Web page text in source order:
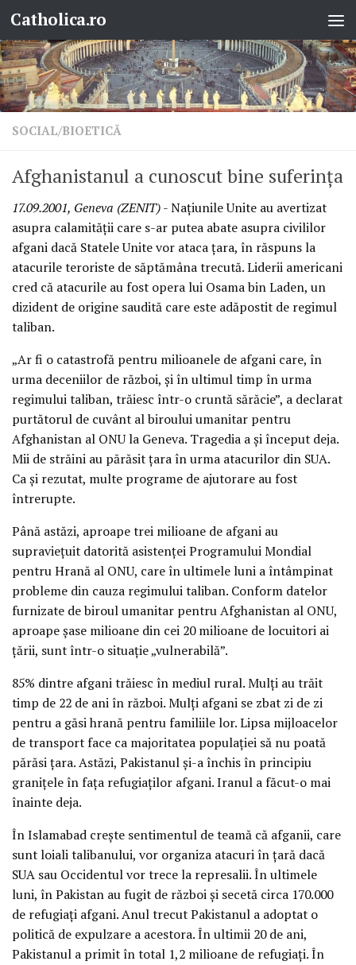
Skip to content
Catholica.ro
SOCIAL/BIOETICĂ
Afghanistanul a cunoscut bine suferinţa
17.09.2001, Geneva (ZENIT)- Naţiunile Unite au avertizat
asupra calamităţii care s-ar putea abate asupra civililor
afgani dacă Statele Unite vor ataca ţara, în răspuns la
atacurile teroriste de săptămâna trecută. Liderii americani
cred că atacurile au fost opera lui Osama bin Laden, un
dizident de origine saudită care este adăpostit de regimul
taliban.
„Ar fi o catastrofă pentru milioanele de afgani care, în
urma deceniilor de război, şi în ultimul timp în urma
regimului taliban, trăiesc într-o cruntă sărăcie”, a declarat
purtătorul de cuvânt al biroului umanitar pentru
Afghanistan al ONU la Geneva. Tragedia a şi început deja.
Mii de străini au părăsit ţara în urma atacurilor din SUA.
Ca şi rezutat, multe programe de ajutorare au fost
întrerupte.
Până astăzi, aproape trei milioane de afgani au
supravieţuit datorită asistenţei Programului Mondial
pentru Hrană al ONU, care în ultimele luni a întâmpinat
probleme din cauza regimului taliban. Conform datelor
furnizate de biroul umanitar pentru Afghanistan al ONU,
aproape şase milioane din cei 20 milioane de locuitori ai
ţării, sunt într-o situaţie „vulnerabilă”.
85% dintre afgani trăiesc în mediul rural. Mulţi au trăit
timp de 22 de ani în război. Mulţi afgani se zbat zi de zi
pentru a găsi hrană pentru familiile lor. Lipsa mijloacelor
de transport face ca majoritatea populaţiei să nu poată
părăsi ţara. Astăzi, Pakistanul şi-a închis în principiu
graniţele în faţa refugiaţilor afgani. Iranul a făcut-o mai
înainte deja.
În Islamabad creşte sentimentul de teamă că afganii, care
sunt loiali talibanului, vor organiza atacuri în ţară dacă
SUA sau Occidentul vor trece la represalii. În ultimele
luni, în Pakistan au fugit de război şi secetă circa 170.000
de refugiaţi afgani. Anul trecut Pakistanul a adoptat o
politică de expulzare a acestora. În ultimii 20 de ani,
Pakistanul a primit în total 1,2 milioane de refugiaţi. În